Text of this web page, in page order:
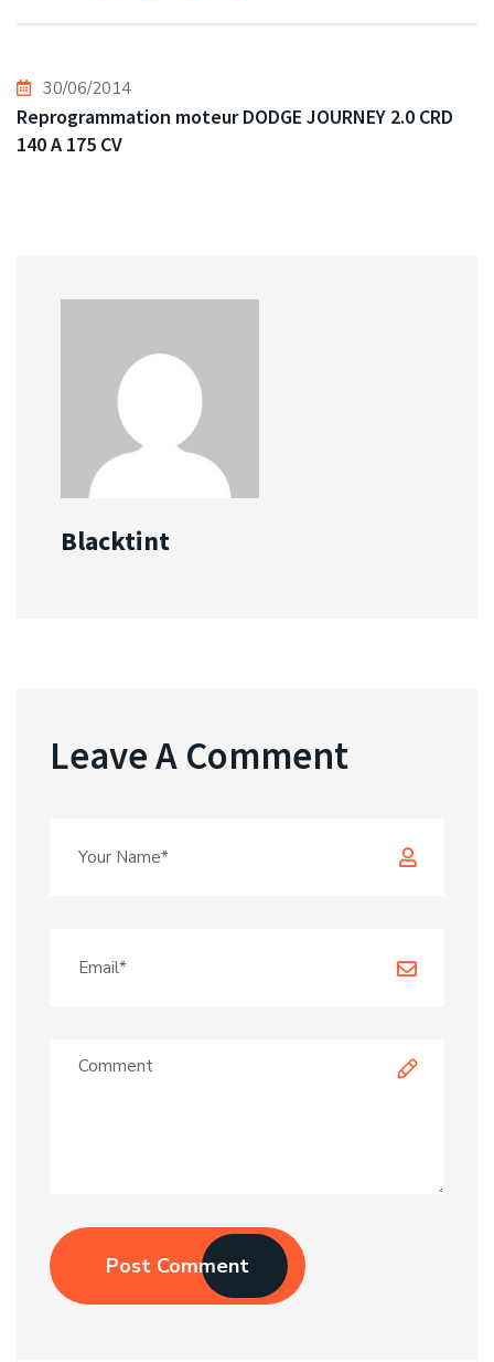
30/06/2014
Reprogrammation moteur DODGE JOURNEY 2.0 CRD
140 A 175 CV
Blacktint
Leave A Comment
Post Comment